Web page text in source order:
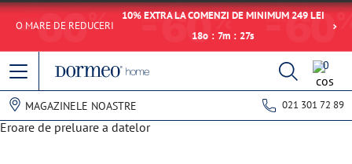
O MARE DE REDUCERI
10% EXTRA LA COMENZI DE MINIMUM 249 LEI
18o : 7m : 27s
0
MAGAZINELE NOASTRE 021 301 72 89
Eroare de preluare a datelor